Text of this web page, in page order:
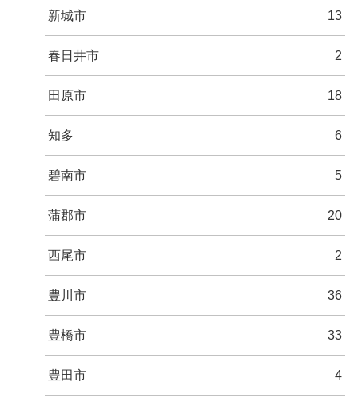
新城市 13
春日井市 2
田原市 18
知多 6
碧南市 5
蒲郡市 20
西尾市 2
豊川市 36
豊橋市 33
豊田市 4